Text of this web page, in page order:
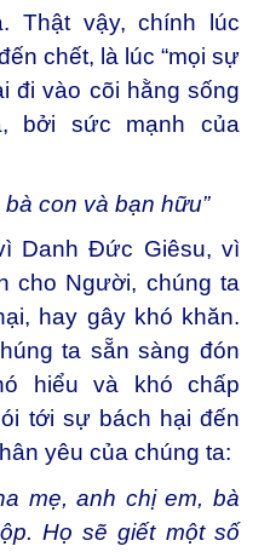
Thật vậy, chính lúc
chết, là lúc “mọi sự
đi vào cõi hằng sống
bởi sức mạnh của
con và bạn hữu”
Danh Đức Giêsu, vì
cho Người, chúng ta
hay gây khó khăn.
ta sẵn sàng đón
hiểu và khó chấp
tới sự bách hại đến
yêu của chúng ta:
mẹ, anh chị em, bà
Họ sẽ giết một số